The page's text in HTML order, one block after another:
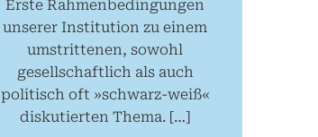
Erste Rahmenbedingungen
unserer Institution zu einem
umstrittenen, sowohl
gesellschaftlich als auch
politisch oft »schwarz-weiß«
diskutierten Thema. […]